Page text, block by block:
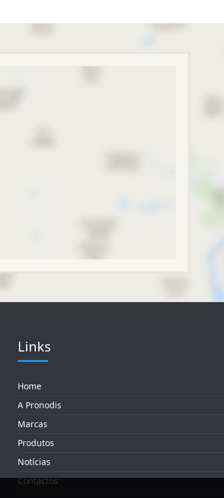
Links
Home
A Pronodis
Marcas
Produtos
Notícias
Contactos